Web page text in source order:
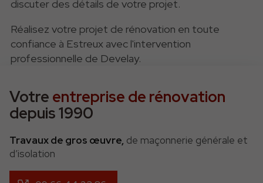
discuter des détails de votre projet.
Réalisez votre projet de rénovation en toute
confiance à Estreux avec l'intervention
professionnelle de Develay.
Votre entreprise de rénovation
depuis 1990
Travaux de gros œuvre, de maçonnerie générale et
d’isolation